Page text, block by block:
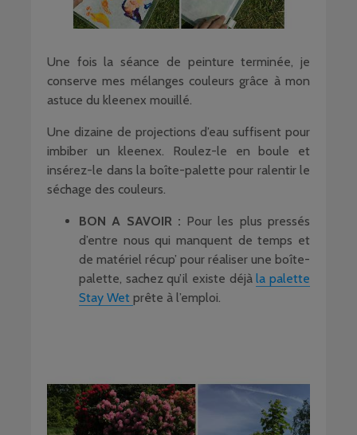
Une fois la séance de peinture terminée, je
conserve mes mélanges couleurs grâce à mon
astuce du kleenex mouillé.
Une dizaine de projections d’eau suffisent pour
imbiber un kleenex. Roulez-le en boule et
insérez-le dans la boîte-palette pour ralentir le
séchage des couleurs.
BON A SAVOIR : Pour les plus pressés
d’entre nous qui manquent de temps et
de matériel récup’ pour réaliser une boîte-
palette, sachez qu’il existe déjàla palette
Stay Wet prête à l’emploi.